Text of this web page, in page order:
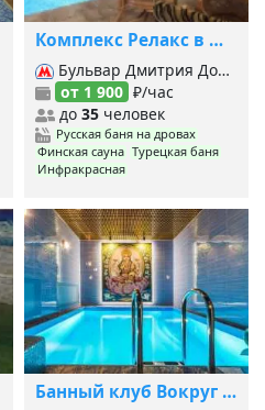
Комплекс Релакс в Щербинке
Бульвар Дмитрия Донского, Аннино, Бунинская аллея, Бульвар адмирала Ушакова,
от 1 900 ₽/час
до 35человек
Русская баня на дровах
Финская сауна Турецкая баня
Инфракрасная
Банный клуб Вокруг Света в Южном Бутово